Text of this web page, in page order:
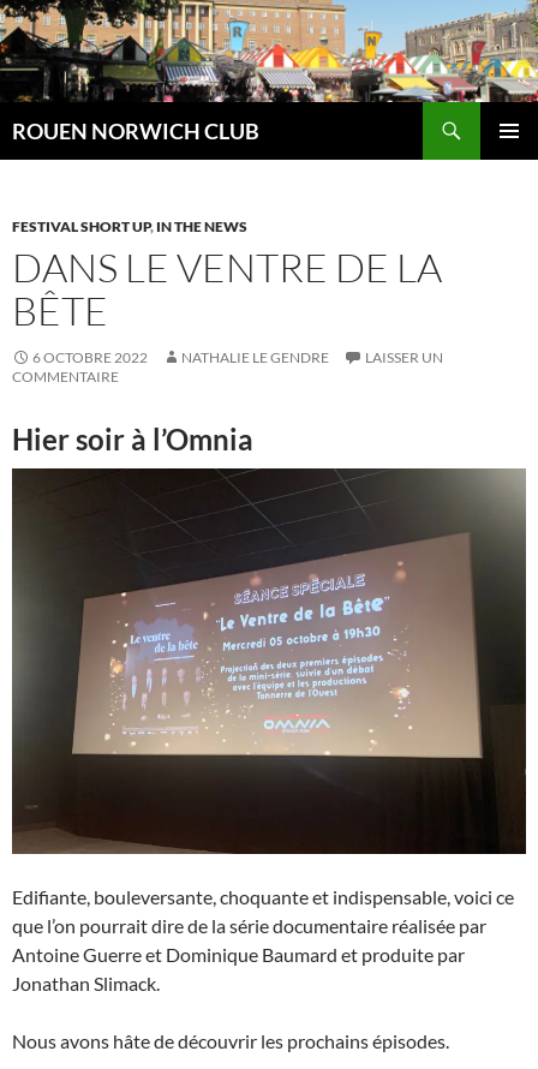
Aller
au
contenu
ROUEN NORWICH CLUB
FESTIVAL SHORT UP, IN THE NEWS
DANS LE VENTRE DE LA
BÊTE
6 OCTOBRE 2022 NATHALIE LE GENDRE
LAISSER UN
COMMENTAIRE
Hier soir à l’Omnia
Edifiante, bouleversante, choquante et indispensable, voici ce
que l’on pourrait dire de la série documentaire réalisée par
Antoine Guerre et Dominique Baumard et produite par
Jonathan Slimack.
Nous avons hâte de découvrir les prochains épisodes.